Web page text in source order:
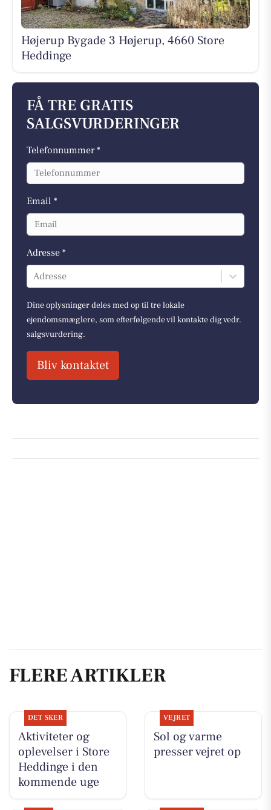
Højerup Bygade 3 Højerup, 4660 Store
Heddinge
FÅ TRE GRATIS
SALGSVURDERINGER
Telefonnummer *
Email *
Adresse *
Adresse
Dine oplysninger deles med op til tre lokale
ejendomsmæglere, som efterfølgende vil kontakte dig vedr.
salgsvurdering.
Bliv kontaktet
FLERE ARTIKLER
DET SKER
Aktiviteter og
oplevelser i Store
Heddinge i den
kommende uge
VEJRET
Sol og varme
presser vejret op